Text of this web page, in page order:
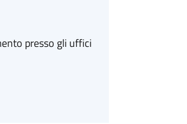
presso gli uffici